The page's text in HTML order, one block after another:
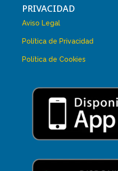
PRIVACIDAD
Aviso Legal
Política de Privacidad
Política de Cookies